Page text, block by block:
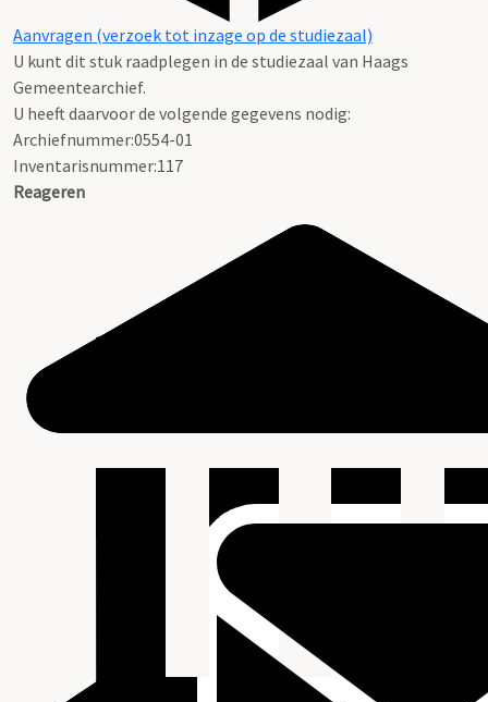
Aanvragen (verzoek tot inzage op de studiezaal)
U kunt dit stuk raadplegen in de studiezaal van Haags
Gemeentearchief.
U heeft daarvoor de volgende gegevens nodig:
Archiefnummer:0554-01
Inventarisnummer:117
Reageren